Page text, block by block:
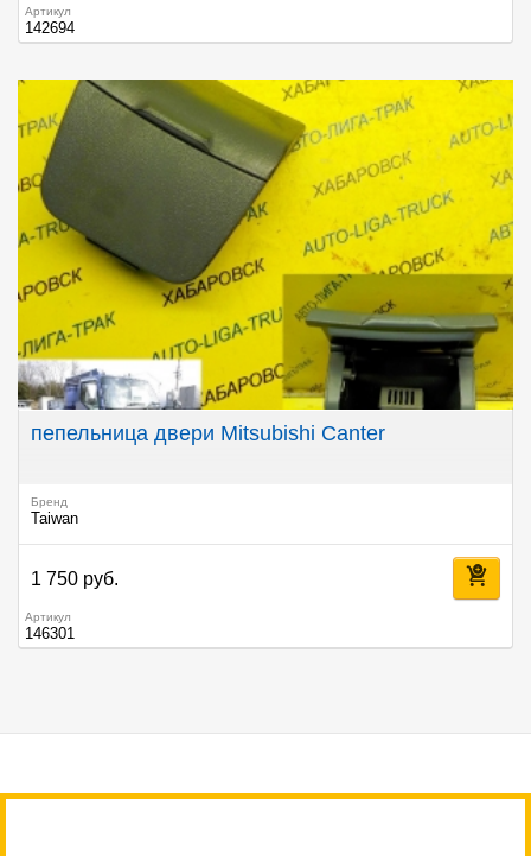
Артикул
142694
пепельница двери Mitsubishi Canter
Бренд
Taiwan
1 750 руб.
Артикул
146301